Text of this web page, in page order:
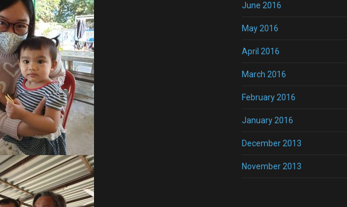
June 2016
May 2016
April 2016
March 2016
February 2016
January 2016
December 2013
November 2013